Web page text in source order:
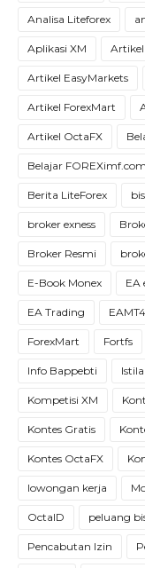
Analisa Liteforex
Aplikasi XM Artikel
Artikel EasyMarkets
Artikel ForexMart
Artikel OctaFX
Belajar FOREXimf.com
Berita LiteForex
broker exness
Broker Resmi
E-Book Monex EA
EA Trading EAMT4
ForexMart Fortfs
Info Bappebti
Kompetisi XM
Kontes Gratis
Kontes OctaFX
lowongan kerja
OctaID peluang
Pencabutan Izin